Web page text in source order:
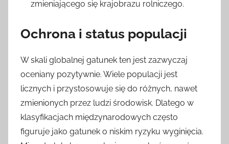
zmieniającego się krajobrazu rolniczego.
Ochrona i status populacji
W skali globalnej gatunek ten jest zazwyczaj
oceniany pozytywnie. Wiele populacji jest
licznych i przystosowuje się do różnych, nawet
zmienionych przez ludzi środowisk. Dlatego w
klasyfikacjach międzynarodowych często
figuruje jako gatunek o niskim ryzyku wyginięcia.